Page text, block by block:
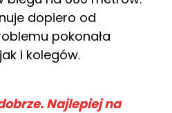
dopiero od
pokonała
i kolegów.
Najlepiej na